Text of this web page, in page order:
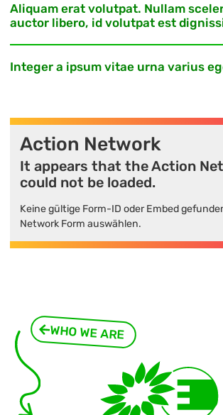
Aliquam erat volutpat. Nullam
auctor libero, id volutpat est
Integer a ipsum vitae urna varius
Action Network
It appears that the Action
could not be loaded.
Keine gültige Form-ID oder Embed
Network Form auswählen.
WHO WE ARE